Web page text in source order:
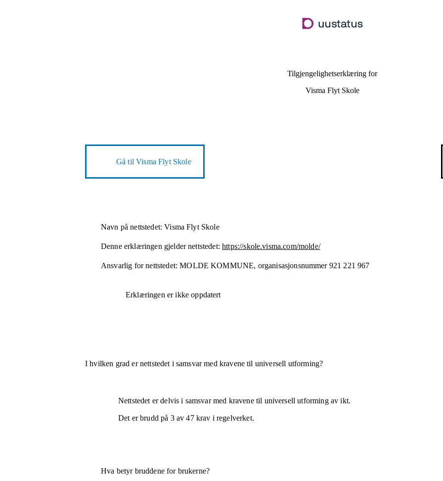
hovedinnhold
Tilgjengelighetserklæring for
Visma Flyt Skole
Gå tilVisma Flyt Skole
Navn på nettstedet: Visma Flyt Skole
Denne erklæringen gjelder nettstedet: https://skole.visma.com/molde/
Ansvarlig for nettstedet: MOLDE KOMMUNE, organisasjonsnummer 921 221 967
Erklæringen er ikke oppdatert
I hvilken grad er nettstedet i samsvar med kravene til universell utforming?
Nettstedet erdelvis i samsvarmed kravene til universell utforming av ikt.
Det er brudd på 3av47krav i regelverket.
Hva betyr bruddene for brukerne?